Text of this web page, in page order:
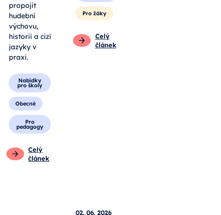
propojit
hudební
výchovu,
historii a cizí
jazyky v
praxi.
Nabídky
pro školy
Obecné
Pro
pedagogy
Celý
článek
Pro žáky
Celý
článek